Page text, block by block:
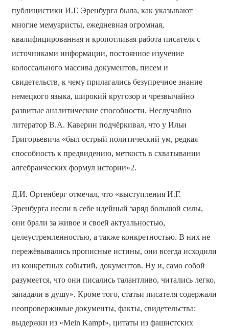
публицистики И.Г. Эренбурга была, как указывают
многие мемуаристы, ежедневная огромная,
квалифицированная и кропотливая работа писателя с
источниками информации, постоянное изучение
колоссального массива документов, писем и
свидетельств, к чему прилагались безупречное знание
немецкого языка, широкий кругозор и чрезвычайно
развитые аналитические способности. Неслучайно
литератор В.А. Каверин подчёркивал, что у Ильи
Григорьевича «был острый политический ум, редкая
способность к предвидению, меткость в схватывании
алгебраических формул истории»2.
Д.И. Ортенберг отмечал, что «выступления И.Г.
Эренбурга несли в себе идейный заряд большой силы,
они брали за живое и своей актуальностью,
целеустремленностью, а также конкретностью. В них не
пережёвывались прописные истины, они всегда исходили
из конкретных событий, документов. Ну и, само собой
разумеется, что они писались талантливо, читались легко,
западали в душу». Кроме того, статьи писателя содержали
неопровержимые документы, факты, свидетельства:
выдержки из «Mein Kampf», цитаты из фашистских